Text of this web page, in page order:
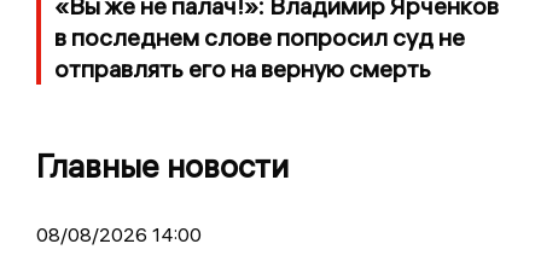
в последнем слове попросил суд не
отправлять его на верную смерть
Главные новости
08/08/2026 14:00